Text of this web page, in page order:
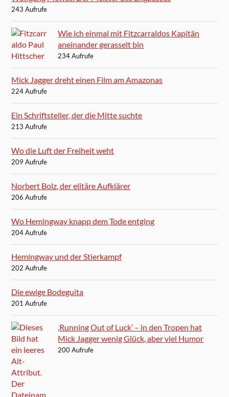
243 Aufrufe
Wie ich einmal mit Fitzcarraldos Kapitän
aneinander gerasselt bin
234 Aufrufe
Mick Jagger dreht einen Film am Amazonas
224 Aufrufe
Ein Schriftsteller, der die Mitte suchte
213 Aufrufe
Wo die Luft der Freiheit weht
209 Aufrufe
Norbert Bolz, der elitäre Aufklärer
206 Aufrufe
Wo Hemingway knapp dem Tode entging
204 Aufrufe
Hemingway und der Stierkampf
202 Aufrufe
Die ewige Bodeguita
201 Aufrufe
‚Running Out of Luck‘ – in den Tropen hat
Mick Jagger wenig Glück, aber viel Humor
200 Aufrufe